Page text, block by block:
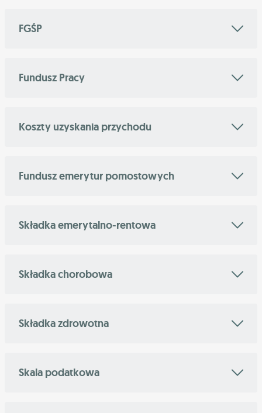
FGŚP
Fundusz Pracy
Koszty uzyskania przychodu
Fundusz emerytur pomostowych
Składka emerytalno-rentowa
Składka chorobowa
Składka zdrowotna
Skala podatkowa